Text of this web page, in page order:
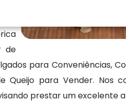
de
para Conveniências,
Queijo para Vender. Nos
prestar um excelente